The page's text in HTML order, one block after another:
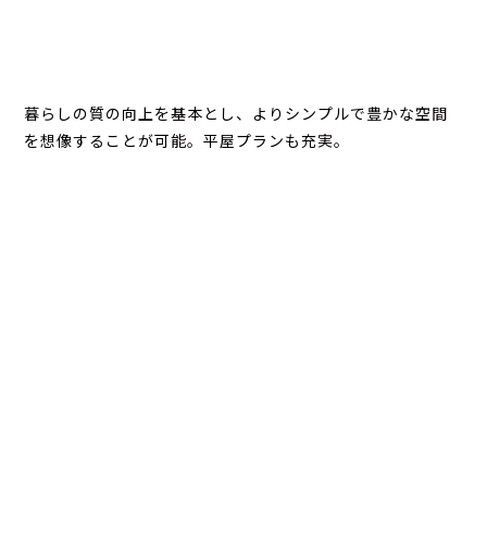
暮らしの質の向上を基本とし、よりシンプルで豊かな空間
を想像することが可能。平屋プランも充実。